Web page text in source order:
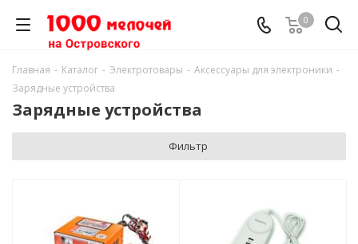
0
Главная - Каталог - Электротовары - Аксессуары для электроники -
Зарядные устройства
Зарядные устройства
Фильтр